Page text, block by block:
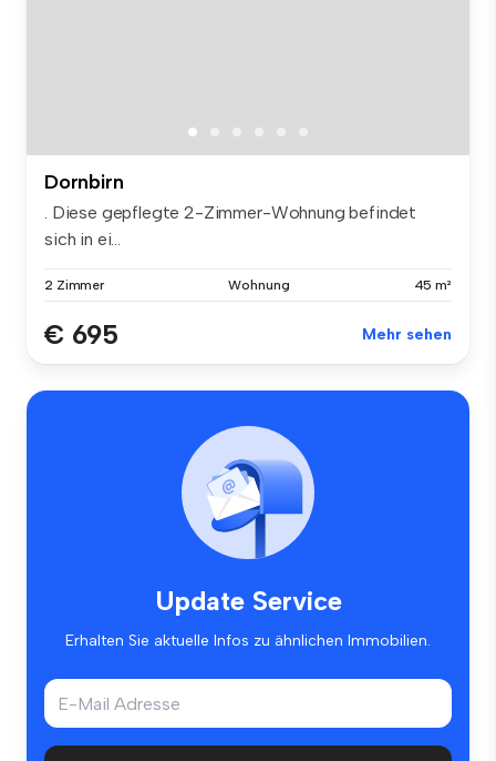
Dornbirn
. Diese gepflegte 2-Zimmer-Wohnung befindet
sich in ei...
2 Zimmer Wohnung 45 m²
€ 695 Mehr sehen
Update Service
Erhalten Sie aktuelle Infos zu ähnlichen Immobilien.